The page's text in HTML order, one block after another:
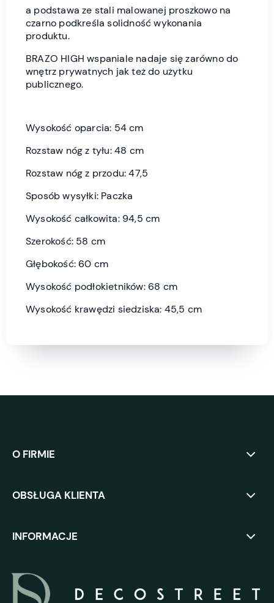
a podstawa ze stali malowanej proszkowo na
czarno podkreśla solidność wykonania
produktu.
BRAZO HIGH wspaniale nadaje się zarówno do
wnętrz prywatnych jak też do użytku
publicznego.
Wysokość oparcia: 54 cm
Rozstaw nóg z tyłu: 48 cm
Rozstaw nóg z przodu: 47,5
Sposób wysyłki: Paczka
Wysokość całkowita: 94,5 cm
Szerokość: 58 cm
Głębokość: 60 cm
Wysokość podłokietników: 68 cm
Wysokość krawędzi siedziska: 45,5 cm
O FIRMIE
OBSŁUGA KLIENTA
INFORMACJE